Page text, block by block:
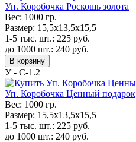
Уп. Коробочка Роскошь золота
Вес: 1000 гр.
Размер: 15,5х13,5х15,5
1-5 тыс. шт.: 225 руб.
до 1000 шт.: 240 руб.
В корзину
У - С-1.2
Уп. Коробочка Ценный подарок
Вес: 1000 гр.
Размер: 15,5х13,5х15,5
1-5 тыс. шт.: 225 руб.
до 1000 шт.: 240 руб.